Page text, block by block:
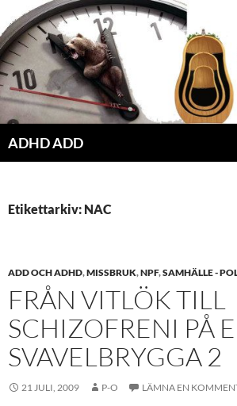
Hoppa
till
innehåll
ADHD ADD
Etikettarkiv: NAC
ADD OCH ADHD,MISSBRUK,NPF,SAMHÄLLE -
FRÅN VITLÖK TILL
SCHIZOFRENI PÅ
SVAVELBRYGGA 2
21 JULI, 2009 P-O LÄMNA EN